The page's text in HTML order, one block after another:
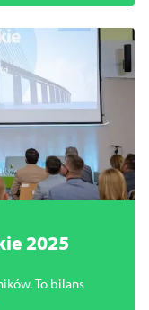
2025
To bilans